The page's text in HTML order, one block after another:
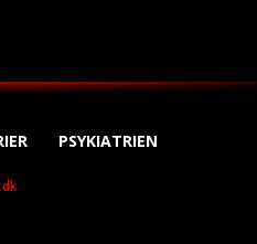
PSYKIATRIEN